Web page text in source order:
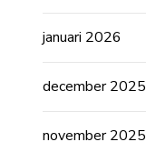
januari 2026
december 2025
november 2025